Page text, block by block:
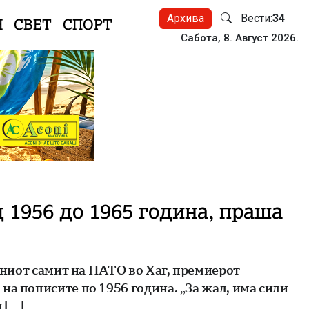
СВЕТ СПОРТ Архива Вести:34
Сабота, 8. Август 2026.
до 1965 година, праша
самит на НАТО во Хаг, премиерот
пописите по 1956 година. „За жал, има сили
[…]